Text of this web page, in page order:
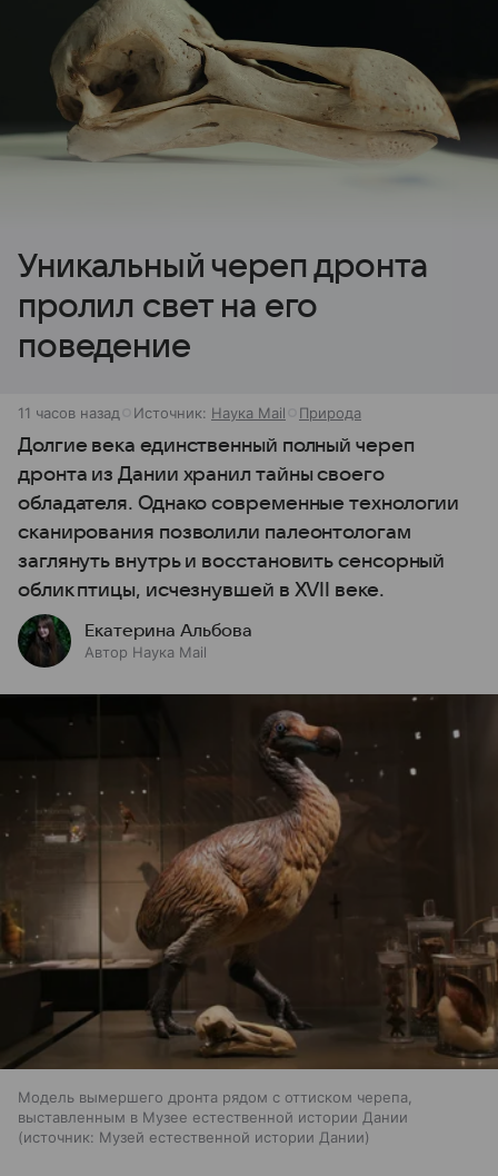
Уникальный череп дронта
пролил свет на его
поведение
11 часов назад Источник: Наука Mail Природа
Долгие века единственный полный череп
дронта из Дании хранил тайны своего
обладателя. Однако современные технологии
сканирования позволили палеонтологам
заглянуть внутрь и восстановить сенсорный
облик птицы, исчезнувшей в XVII веке.
Екатерина Альбова
Автор Наука Mail
Модель вымершего дронта рядом с оттиском черепа,
выставленным в Музее естественной истории Дании
источник: Музей естественной истории Дании